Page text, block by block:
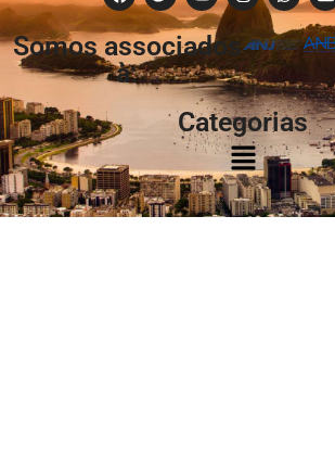
Somos associados
à:
Categorias